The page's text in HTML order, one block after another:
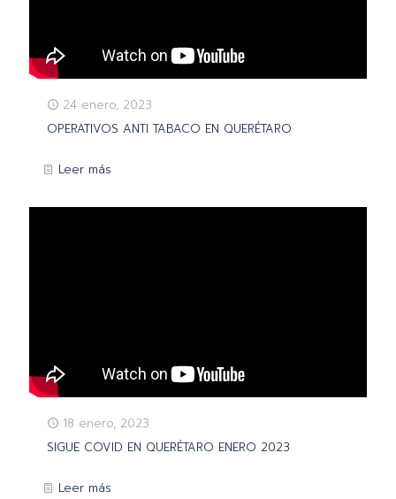
24 enero, 2023
OPERATIVOS ANTI TABACO EN QUERÉTARO
Leer más
18 enero, 2023
SIGUE COVID EN QUERÉTARO ENERO 2023
Leer más